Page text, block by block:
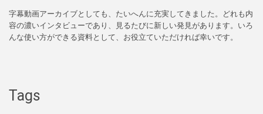
字幕動画アーカイブとしても、たいへんに充実してきました。どれも内
容の濃いインタビューであり、見るたびに新しい発見があります。いろ
んな使い方ができる資料として、お役立ていただければ幸いです。
Tags